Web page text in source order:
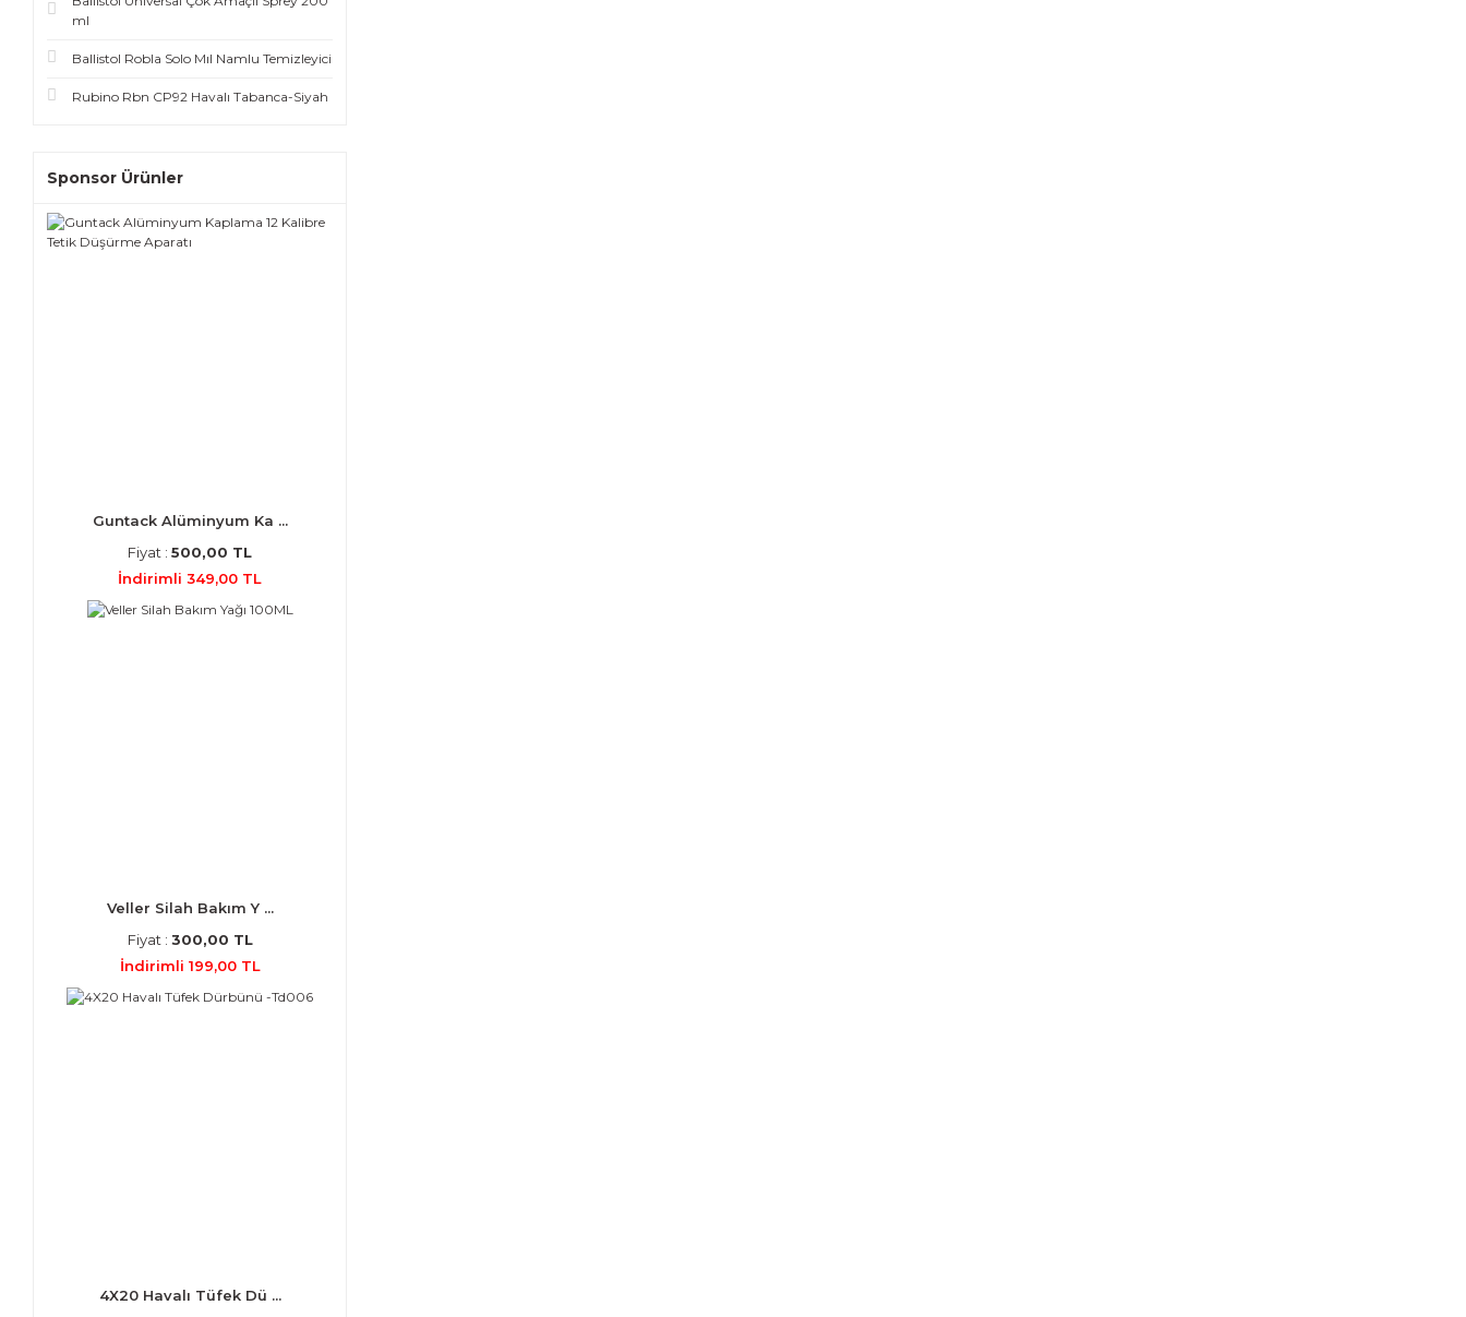
ml
Ballistol Robla Solo Mıl Namlu Temizleyici
Rubino Rbn CP92 Havalı Tabanca-Siyah
Sponsor Ürünler
Guntack Alüminyum Ka ...
Fiyat : 500,00 TL
İndirimli 349,00 TL
Veller Silah Bakım Y ...
Fiyat : 300,00 TL
İndirimli 199,00 TL
4X20 Havalı Tüfek Dü ...